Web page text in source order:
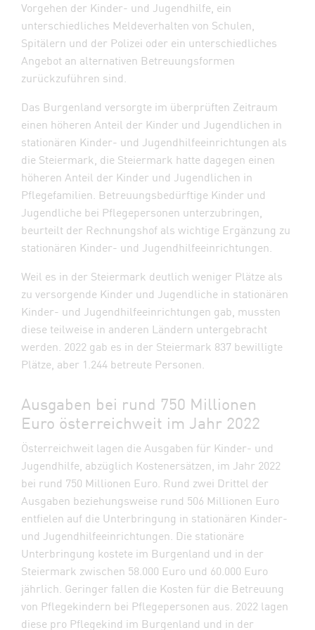
Vorgehen der Kinder- und Jugendhilfe, ein
unterschiedliches Meldeverhalten von Schulen,
Spitälern und der Polizei oder ein unterschiedliches
Angebot an alternativen Betreuungsformen
zurückzuführen sind.
Das Burgenland versorgte im überprüften Zeitraum
einen höheren Anteil der Kinder und Jugendlichen in
stationären Kinder- und Jugendhilfeeinrichtungen als
die Steiermark, die Steiermark hatte dagegen einen
höheren Anteil der Kinder und Jugendlichen in
Pflegefamilien. Betreuungsbedürftige Kinder und
Jugendliche bei Pflegepersonen unterzubringen,
beurteilt der Rechnungshof als wichtige Ergänzung zu
stationären Kinder- und Jugendhilfeeinrichtungen.
Weil es in der Steiermark deutlich weniger Plätze als
zu versorgende Kinder und Jugendliche in stationären
Kinder- und Jugendhilfeeinrichtungen gab, mussten
diese teilweise in anderen Ländern untergebracht
werden. 2022 gab es in der Steiermark 837 bewilligte
Plätze, aber 1.244 betreute Personen.
Ausgaben bei rund 750 Millionen
Euro österreichweit im Jahr 2022
Österreichweit lagen die Ausgaben für Kinder- und
Jugendhilfe, abzüglich Kostenersätzen, im Jahr 2022
bei rund 750 Millionen Euro. Rund zwei Drittel der
Ausgaben beziehungsweise rund 506 Millionen Euro
entfielen auf die Unterbringung in stationären Kinder-
und Jugendhilfeeinrichtungen. Die stationäre
Unterbringung kostete im Burgenland und in der
Steiermark zwischen 58.000 Euro und 60.000 Euro
jährlich. Geringer fallen die Kosten für die Betreuung
von Pflegekindern bei Pflegepersonen aus. 2022 lagen
diese pro Pflegekind im Burgenland und in der